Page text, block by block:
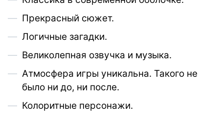
Прекрасный сюжет.
Логичные загадки.
Великолепная озвучка и музыка.
Атмосфера игры уникальна. Такого не
было ни до, ни после.
Колоритные персонажи.